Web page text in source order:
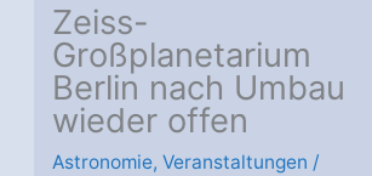
Zeiss-
Großplanetarium
Berlin nach Umbau
wieder offen
Astronomie,Veranstaltungen /